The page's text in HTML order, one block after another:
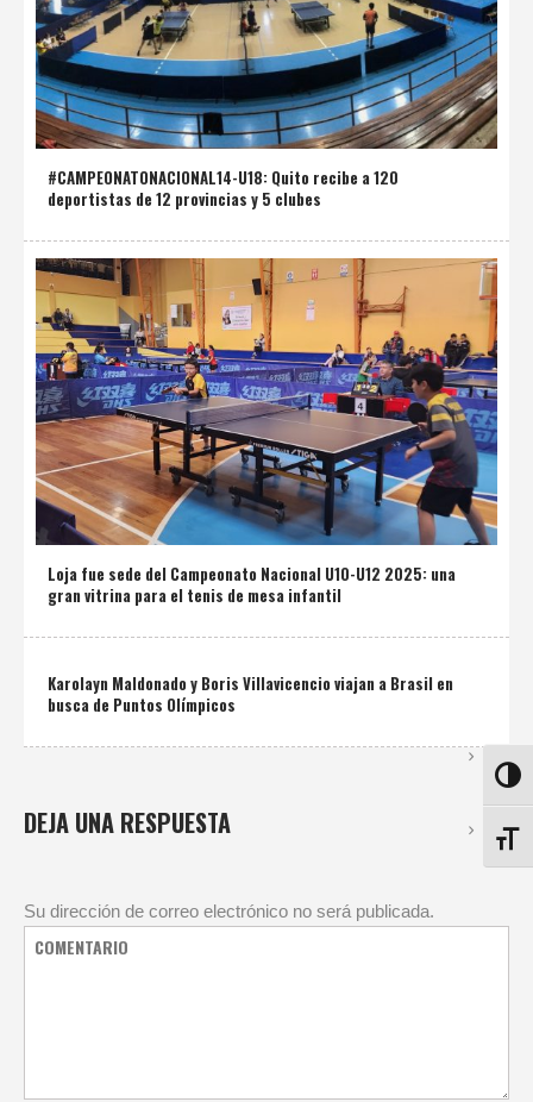
#CAMPEONATONACIONAL14-U18: Quito recibe a 120
deportistas de 12 provincias y 5 clubes
Loja fue sede del Campeonato Nacional U10-U12 2025: una
gran vitrina para el tenis de mesa infantil
Karolayn Maldonado y Boris Villavicencio viajan a Brasil en
busca de Puntos Olímpicos
DEJA UNA RESPUESTA
Su dirección de correo electrónico no será publicada.